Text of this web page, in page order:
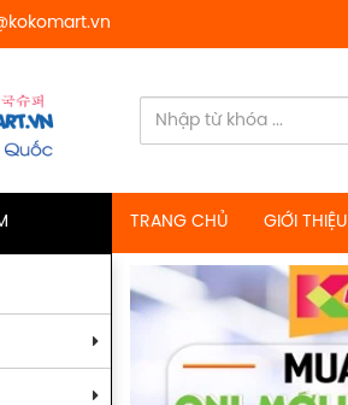
TRANG CHỦ GIỚI THIỆU